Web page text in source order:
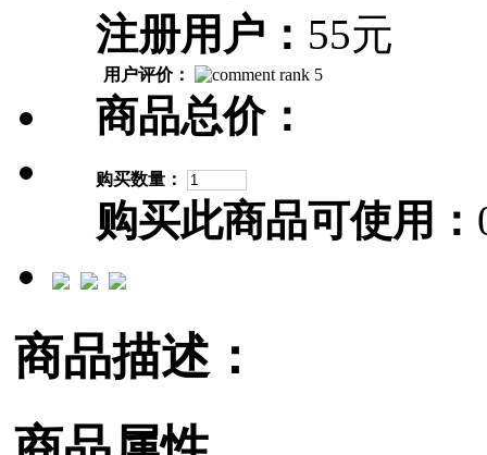
注册用户： 55元
用户评价：
商品总价：
购买数量：
购买此商品可使用：
商品描述：